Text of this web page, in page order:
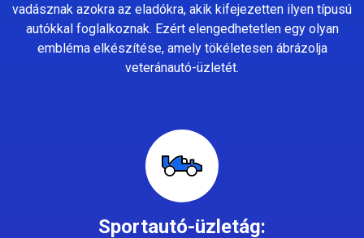
vadásznak azokra az eladókra, akik kifejezetten ilyen típusú
autókkal foglalkoznak. Ezért elengedhetetlen egy olyan
embléma elkészítése, amely tökéletesen ábrázolja
veteránautó-üzletét.
Sportautó-üzletág: